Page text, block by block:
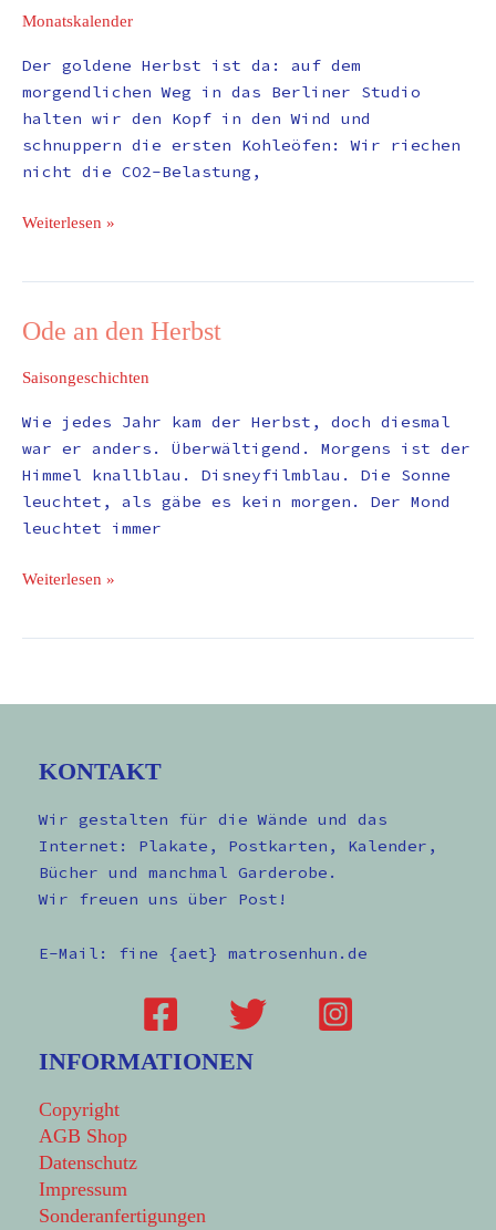
Monatskalender
Der goldene Herbst ist da: auf dem
morgendlichen Weg in das Berliner Studio
halten wir den Kopf in den Wind und
schnuppern die ersten Kohleöfen: Wir riechen
nicht die CO2-Belastung,
Weiterlesen »
Ode an den Herbst
Saisongeschichten
Wie jedes Jahr kam der Herbst, doch diesmal
war er anders. Überwältigend. Morgens ist der
Himmel knallblau. Disneyfilmblau. Die Sonne
leuchtet, als gäbe es kein morgen. Der Mond
leuchtet immer
Ode
den
Weiterlesen »
KONTAKT
Wir gestalten für die Wände und das
Internet: Plakate, Postkarten, Kalender,
Bücher und manchmal Garderobe.
Wir freuen uns über Post!
E-Mail: fine {aet} matrosenhun.de
INFORMATIONEN
Copyright
AGB Shop
Datenschutz
Impressum
Sonderanfertigungen